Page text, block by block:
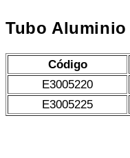
Tubo Aluminio
Código
E3005220
E3005225